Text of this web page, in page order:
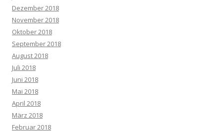
Dezember 2018
November 2018
Oktober 2018
September 2018
August 2018
Juli 2018
Juni 2018
Mai 2018
April 2018
März 2018
Februar 2018